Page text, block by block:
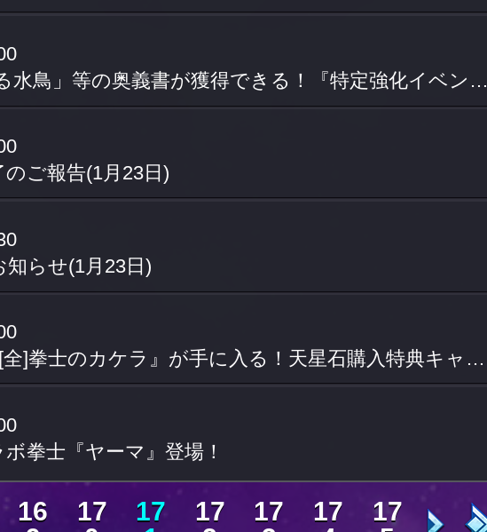
「レイ 天駆ける水鳥」等の奥義書が獲得できる！『特定強化イベント』開催！
ご報告(1月23日)
らせ(1月23日)
最大120個の『[全]拳士のカケラ』が手に入る！天星石購入特典キャンペーン開催！
拳士『ヤーマ』登場！
16
17
17
17
17
17
17